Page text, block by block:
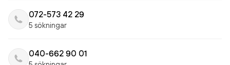
072-573 42 29
5 sökningar
040-662 90 01